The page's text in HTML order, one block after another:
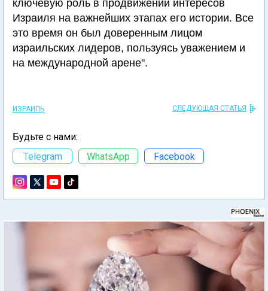
ключевую роль в продвижении интересов
Израиля на важнейших этапах его истории. Все
это время он был доверенным лицом
израильских лидеров, пользуясь уважением и
на международной арене".
ИЗРАИЛЬ СЛЕДУЮЩАЯ СТАТЬЯ
Будьте с нами:
Telegram
WhatsApp Facebook